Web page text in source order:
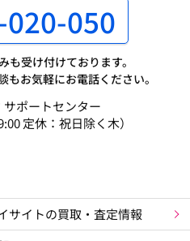
050
も受け付けております。
お気軽にお電話ください。
ポートセンター
定休：祝日除く木）
イトの買取・査定情報